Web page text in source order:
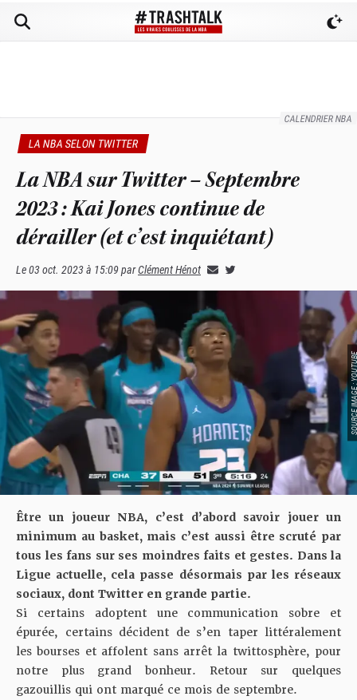
CALENDRIER NBA
LA NBA SELON TWITTER
La NBA sur Twitter – Septembre
2023 : Kai Jones continue de
dérailler (et c’est inquiétant)
Le03 oct. 2023 à 15:09parClément Hénot
SOURCE
Être un joueur NBA, c’est d’abord savoir jouer un
minimum au basket, mais c’est aussi être scruté par
tous les fans sur ses moindres faits et gestes. Dans la
Ligue actuelle, cela passe désormais par les réseaux
sociaux, dont Twitter en grande partie.
Si certains adoptent une communication sobre et
épurée, certains décident de s’en taper littéralement
les bourses et affolent sans arrêt la twittosphère, pour
notre plus grand bonheur. Retour sur quelques
gazouillis qui ont marqué ce mois de septembre.